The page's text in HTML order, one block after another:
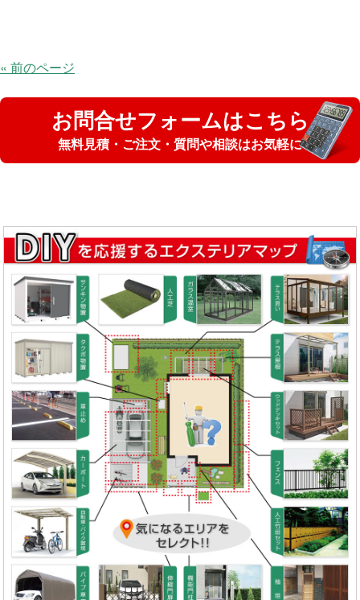
« 前のページ
お問合せフォームはこちら
無料見積・ご注文・質問や相談はお気軽に